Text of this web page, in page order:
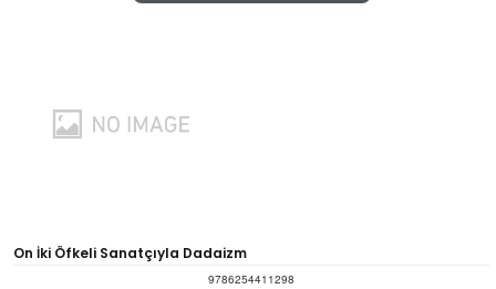
On İki Öfkeli Sanatçıyla Dadaizm
9786254411298